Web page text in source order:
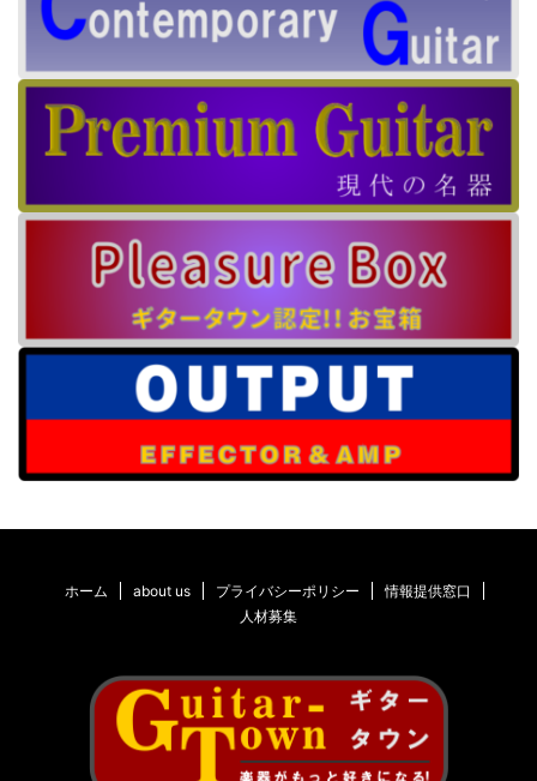
ホーム about us プライバシーポリシー
情報提供窓口
人材募集